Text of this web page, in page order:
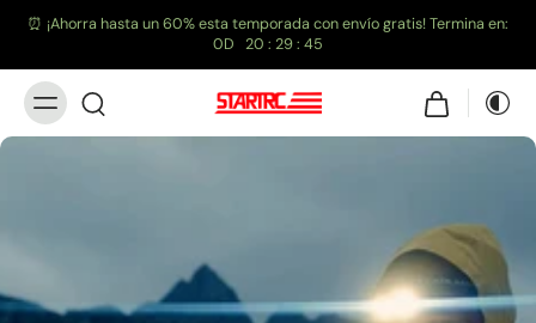
⏰ ¡Ahorra hasta un 60% esta temporada con envío gratis! Termina en:
0D 20 : 29: 44